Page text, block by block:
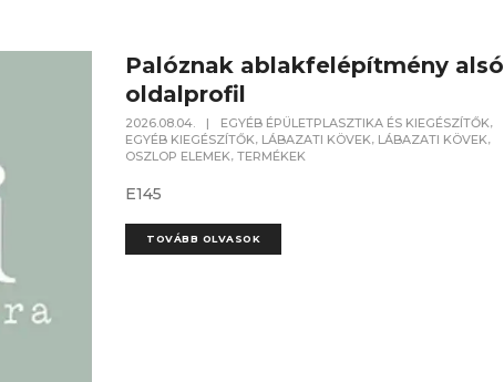
Palóznak ablakfelépítmény alsó
oldalprofil
2026.08.04. | EGYÉB ÉPÜLETPLASZTIKA ÉS KIEGÉSZÍTŐK,
EGYÉB KIEGÉSZÍTŐK, LÁBAZATI KÖVEK, LÁBAZATI KÖVEK,
OSZLOP ELEMEK,TERMÉKEK
E145
TOVÁBB OLVASOK